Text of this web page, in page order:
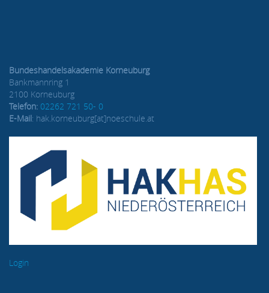
Bundeshandelsakademie Korneuburg
Bankmannring 1
2100 Korneuburg
Telefon: 02262 721 50- 0
E-Mail: hak.korneuburg[at]noeschule.at
Login